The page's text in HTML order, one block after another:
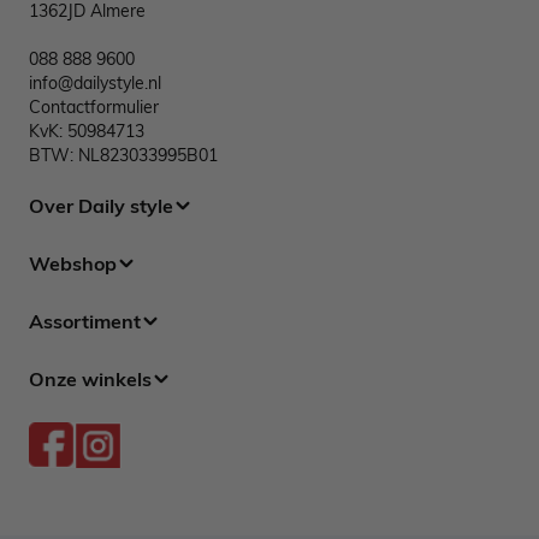
1362JD Almere
088 888 9600
info@dailystyle.nl
Contactformulier
KvK: 50984713
BTW: NL823033995B01
Over Daily style
Webshop
Assortiment
Onze winkels